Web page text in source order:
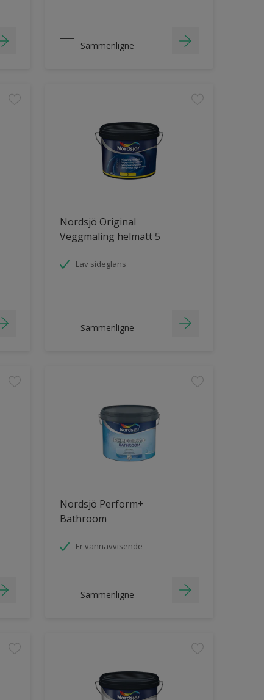
Sammenligne
Nordsjö Original
Veggmaling helmatt 5
Lav sideglans
Sammenligne
Nordsjö Perform+
Bathroom
Er vannavvisende
Sammenligne